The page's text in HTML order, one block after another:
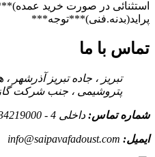
استثنائی در صورت خرید
پراید(بدنه.فنی)***توجه***
تماس با ما
تبریز ، جاده تبریز آذرشهر
پتروشیمی ، جنب شرکت گاز
شماره تماس: داخلی 4 - 34219000 041 / 09054299340
ایمیل: info@saipavafadoust.com